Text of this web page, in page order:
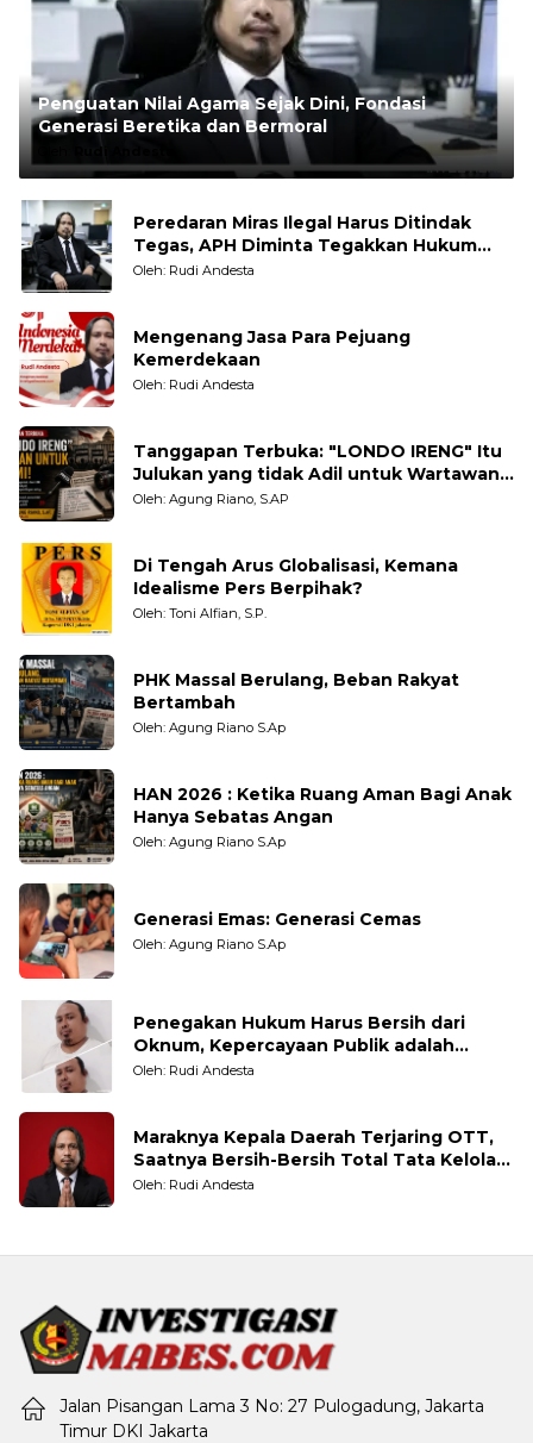
Penguatan Nilai Agama Sejak Dini, Fondasi
Generasi Beretika dan Bermoral
Rudi Andesta
Peredaran Miras Ilegal Harus Ditindak
Tegas, APH Diminta Tegakkan Hukum
Tanpa Pandang Bulu
Oleh: Rudi Andesta
Mengenang Jasa Para Pejuang
Kemerdekaan
Oleh: Rudi Andesta
Tanggapan Terbuka: "LONDO IRENG" Itu
Julukan yang tidak Adil untuk Wartawan,
Pengamat dan LSM
Oleh: Agung Riano, S.AP
Di Tengah Arus Globalisasi, Kemana
Idealisme Pers Berpihak?
Oleh: Toni Alfian, S.P.
PHK Massal Berulang, Beban Rakyat
Bertambah
Oleh: Agung Riano S.Ap
HAN 2026 : Ketika Ruang Aman Bagi Anak
Hanya Sebatas Angan
Oleh: Agung Riano S.Ap
Generasi Emas: Generasi Cemas
Oleh: Agung Riano S.Ap
Penegakan Hukum Harus Bersih dari
Oknum, Kepercayaan Publik adalah
Taruhannya
Oleh: Rudi Andesta
Maraknya Kepala Daerah Terjaring OTT,
Saatnya Bersih-Bersih Total Tata Kelola
Pemerintahan
Oleh: Rudi Andesta
Jalan Pisangan Lama 3 No: 27 Pulogadung, Jakarta
Timur DKI Jakarta